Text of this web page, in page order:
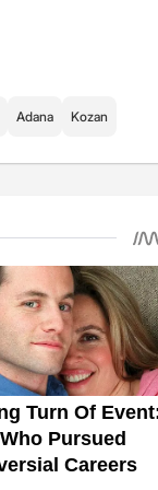
Adana Kozan